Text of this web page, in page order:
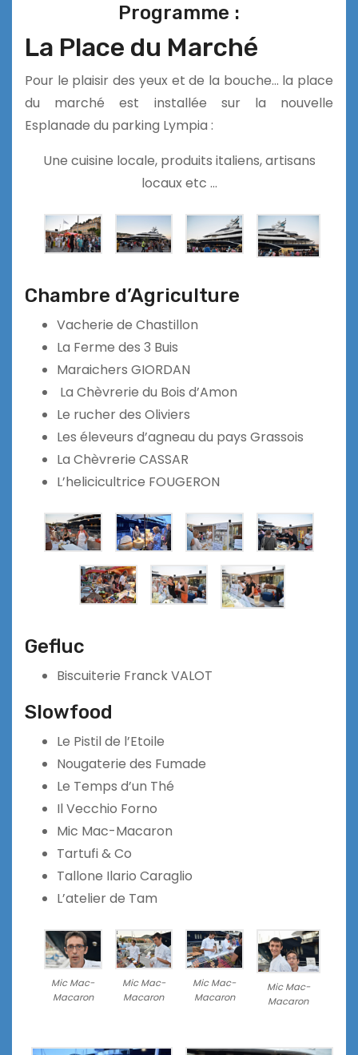
Programme :
La Place du Marché
Pour le plaisir des yeux et de la bouche… la place
du marché est installée sur la nouvelle
Esplanade du parking Lympia :
Une cuisine locale, produits italiens, artisans
locaux etc …
Chambre d’Agriculture
Vacherie de Chastillon
La Ferme des 3 Buis
Maraichers GIORDAN
La Chèvrerie du Bois d’Amon
Le rucher des Oliviers
Les éleveurs d’agneau du pays Grassois
La Chèvrerie CASSAR
L’helicicultrice FOUGERON
Gefluc
Biscuiterie Franck VALOT
Slowfood
Le Pistil de l’Etoile
Nougaterie des Fumade
Le Temps d’un Thé
Il Vecchio Forno
Mic Mac-Macaron
Tartufi & Co
Tallone Ilario Caraglio
L’atelier de Tam
Mic Mac-
Macaron
Mic Mac-
Macaron
Mic Mac-
Macaron
Mic Mac-
Macaron